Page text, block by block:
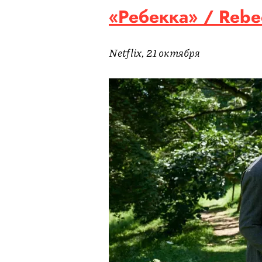
«Ребекка» /
Netflix, 21 октября